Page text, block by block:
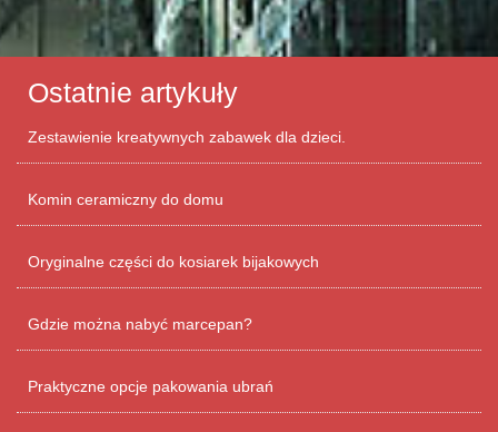
Ostatnie artykuły
Zestawienie kreatywnych zabawek dla dzieci.
Komin ceramiczny do domu
Oryginalne części do kosiarek bijakowych
Gdzie można nabyć marcepan?
Praktyczne opcje pakowania ubrań